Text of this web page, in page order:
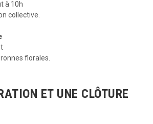
à 10h
collective.
florales.
ET UNE CLÔTURE